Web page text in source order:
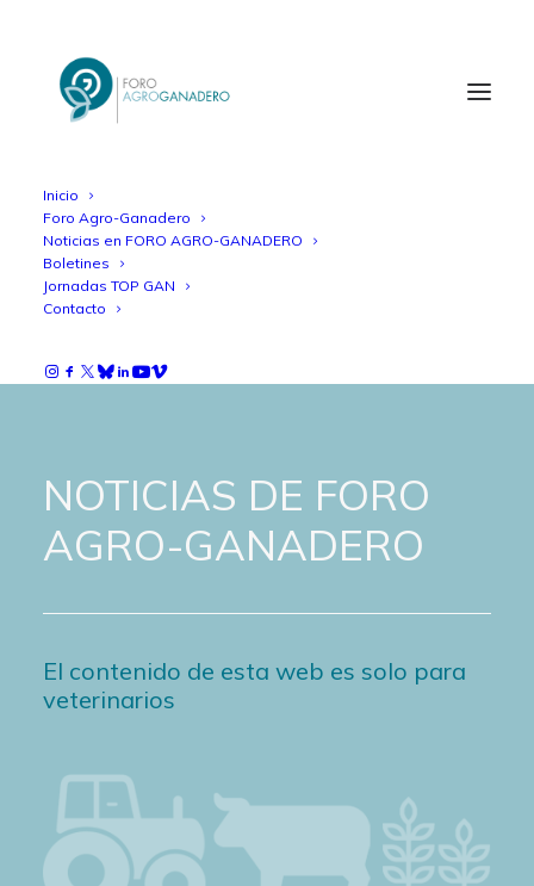
Inicio
Foro Agro-Ganadero
Noticias en FORO AGRO-GANADERO
Boletines
Jornadas TOP GAN
Contacto
NOTICIAS DE FORO
AGRO-GANADERO
El contenido de esta web es solo para
veterinarios